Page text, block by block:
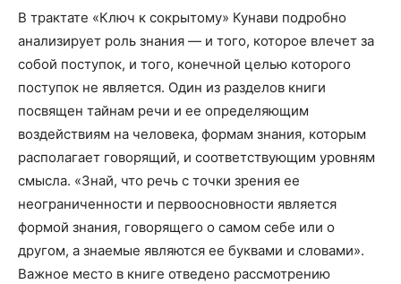
В трактате «Ключ к сокрытому» Кунави подробно
анализирует роль знания — и того, которое влечет за
собой поступок, и того, конечной целью которого
поступок не является. Один из разделов книги
посвящен тайнам речи и ее определяющим
воздействиям на человека, формам знания, которым
располагает говорящий, и соответствующим уровням
смысла. «Знай, что речь с точки зрения ее
неограниченности и первоосновности является
формой знания, говорящего о самом себе или о
другом, а знаемые являются ее буквами и словами».
Важное место в книге отведено рассмотрению